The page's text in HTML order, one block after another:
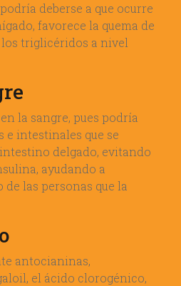
deberse a que ocurre
favorece la quema de
triglicéridos a nivel
la sangre, pues podría
intestinales que se
delgado, evitando
ayudando a
las personas que la
antocianinas,
el ácido clorogénico,